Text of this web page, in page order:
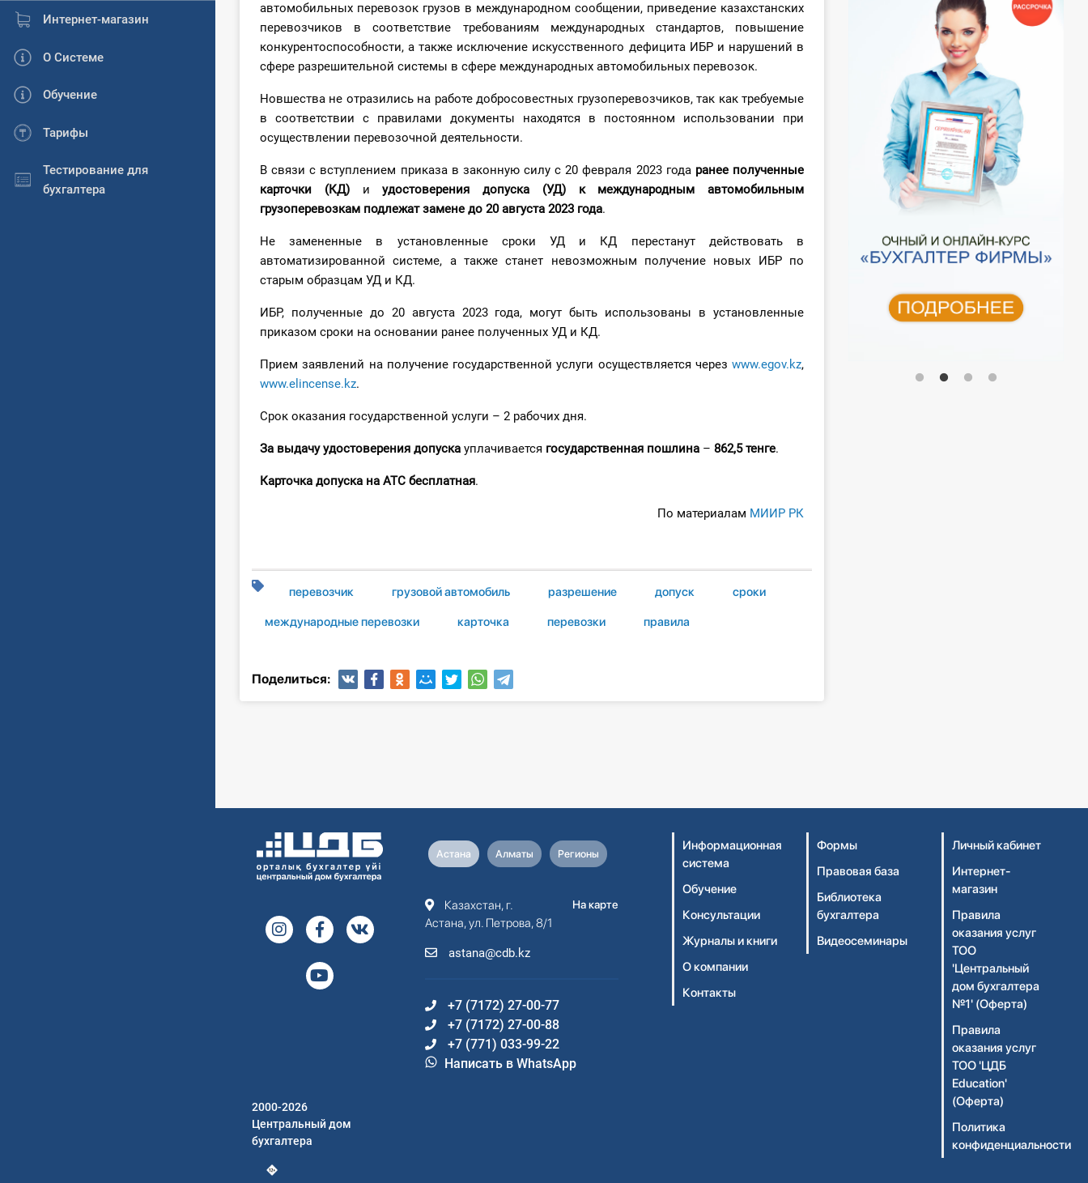
Интернет-магазин
О Системе
Обучение
Тарифы
Тестирование для
бухгалтера
автомобильных перевозок грузов в международном сообщении, приведение казахстанских
перевозчиков в соответствие требованиям международных стандартов, повышение
конкурентоспособности, а также исключение искусственного дефицита ИБР и нарушений в
сфере разрешительной системы в сфере международных автомобильных перевозок.
Новшества не отразились на работе добросовестных грузоперевозчиков, так как требуемые
в соответствии с правилами документы находятся в постоянном использовании при
осуществлении перевозочной деятельности.
В связи с вступлением приказа в законную силу с 20 февраля 2023 года ранее полученные
карточки (КД) иудостоверения допуска (УД) к международным автомобильным
грузоперевозкам подлежат замене до 20 августа 2023 года.
Не замененные в установленные сроки УД и КД перестанут действовать в
автоматизированной системе, а также станет невозможным получение новых ИБР по
старым образцам УД и КД.
ИБР, полученные до 20 августа 2023 года, могут быть использованы в установленные
приказом сроки на основании ранее полученных УД и КД.
Прием заявлений на получение государственной услуги осуществляется через www.egov.kz,
www.elincense.kz.
Срок оказания государственной услуги – 2 рабочих дня.
За выдачу удостоверения допуска уплачивается государственная пошлина – 862,5 тенге.
Карточка допуска на АТС бесплатная.
По материалам МИИР РК
перевозчик грузовой автомобиль разрешение допуск сроки
международные перевозки карточка перевозки правила
Поделиться:
2000-2026
Центральный дом
бухгалтера
Астана Алматы Регионы
Казахстан, г.
Астана, ул. Петрова, 8/1
astana@cdb.kz
На карте
+7 (7172) 27-00-77
+7 (7172) 27-00-88
+7 (771) 033-99-22
Написать в WhatsApp
Информационная
система
Обучение
Консультации
Журналы и книги
О компании
Контакты
Формы
Правовая база
Библиотека
бухгалтера
Видеосеминары
Личный кабинет
Интернет-
магазин
Правила
оказания услуг
ТОО
'Центральный
дом бухгалтера
№1' (Оферта)
Правила
оказания услуг
ТОО 'ЦДБ
Education'
(Оферта)
Политика
конфиденциальности